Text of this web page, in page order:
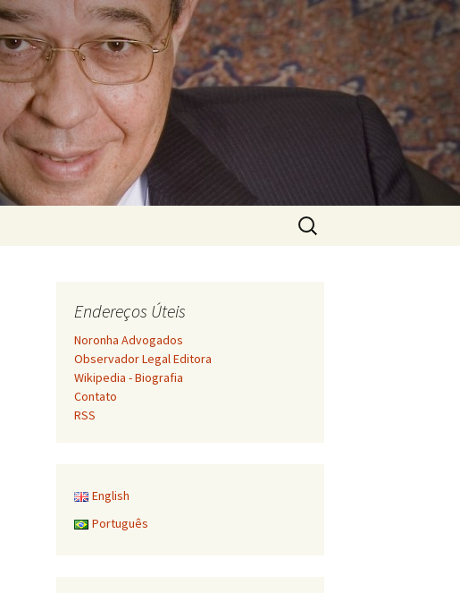
Pesquisar
por:
Endereços Úteis
Noronha Advogados
Observador Legal Editora
Wikipedia - Biografia
Contato
RSS
English
Português